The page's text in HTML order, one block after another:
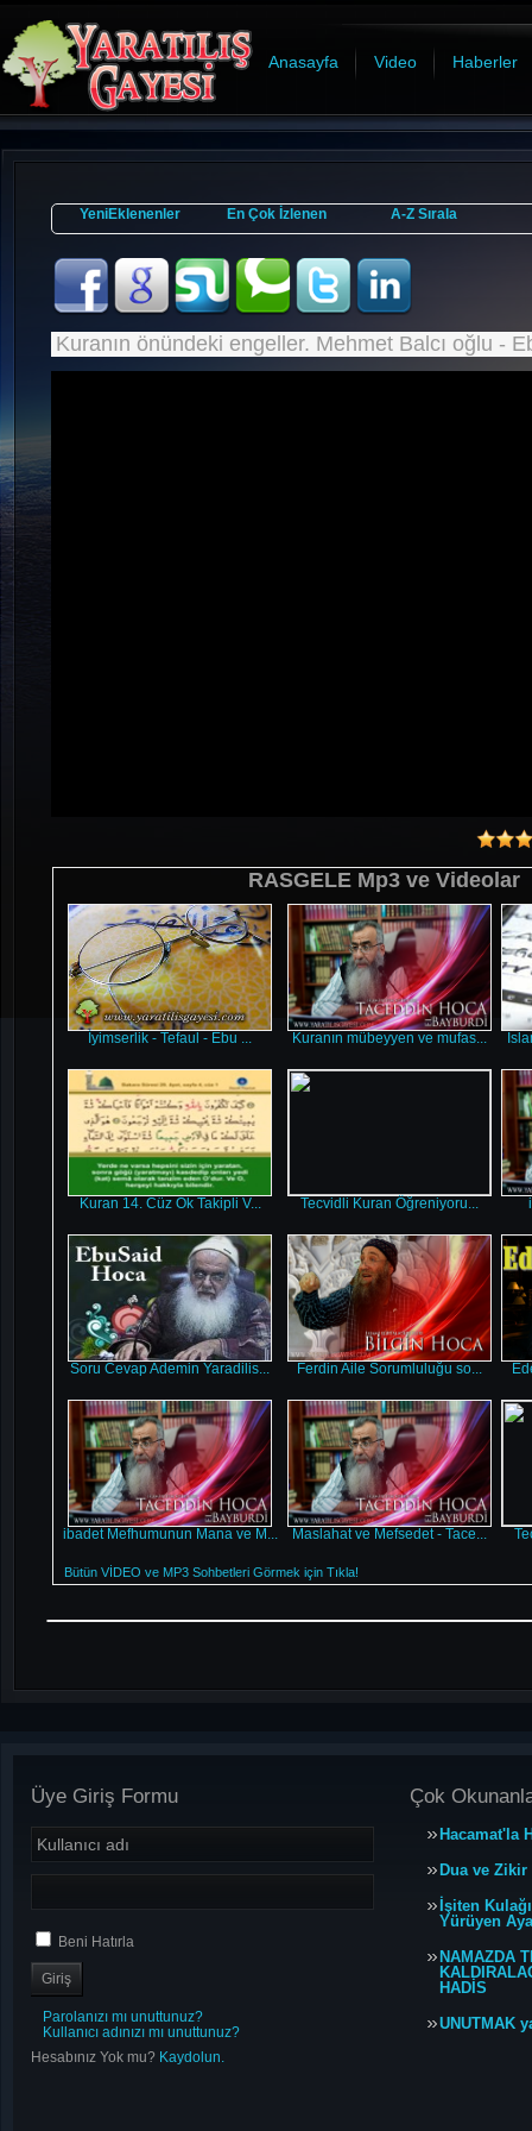
Anasayfa Video Haberler
YeniEklenenler En Çok İzlenen A-Z Sırala
Kuranın önündeki engeller. Mehmet Balcı oğlu -
RASGELE Mp3 ve Videolar
İyimserlik - Tefaul - Ebu ... Kuranın mübeyyen ve mufas...
Kuran 14. Cüz Ok Takipli V... Tecvidli Kuran Öğreniyoru...
Soru Cevap Ademin Yaradilis... Ferdin Aile Sorumluluğu so...
ibadet Mefhumunun Mana ve M... Maslahat ve Mefsedet - Tace...
Bütün VİDEO ve MP3 Sohbetleri Görmek için Tıkla!
Üye Giriş Formu
Beni Hatırla
Parolanızı mı unuttunuz?
Kullanıcı adınızı mı unuttunuz?
Hesabınız Yok mu? Kaydolun.
Çok
Hacamat'la
Dua ve
İşiten
Yürüyen
NAMAZDA
HADİS
UNUTMAK